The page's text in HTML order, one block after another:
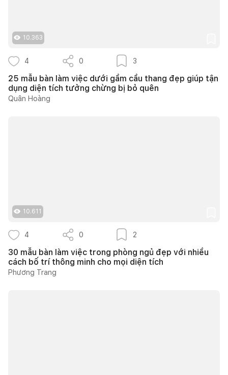
10.363
4 0 3
25 mẫu bàn làm việc dưới gầm cầu thang đẹp giúp tận
dụng diện tích tưởng chừng bị bỏ quên
Quân Hoàng
10.611
4 0 2
30 mẫu bàn làm việc trong phòng ngủ đẹp với nhiều
cách bố trí thông minh cho mọi diện tích
Phương Trang